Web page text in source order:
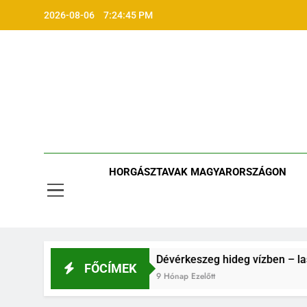
2026-08-06 7:24:46 PM
HORGÁSZTAVAK MAGYARORSZÁGON
FŐCÍMEK
Dévérkeszeg hideg vízben – lassú, de
9 Hónap Ezelőtt